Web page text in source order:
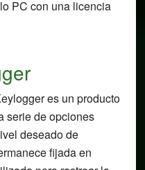
PC con una licencia
es un producto
serie de opciones
deseado de
fijada en